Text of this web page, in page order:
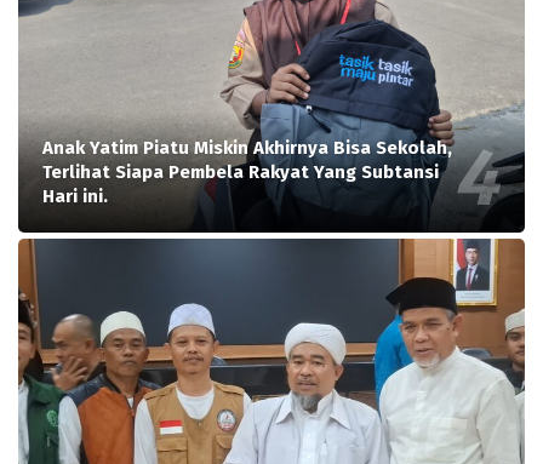
Anak Yatim Piatu Miskin Akhirnya Bisa Sekolah,
Terlihat Siapa Pembela Rakyat Yang Subtansi
Hari ini.